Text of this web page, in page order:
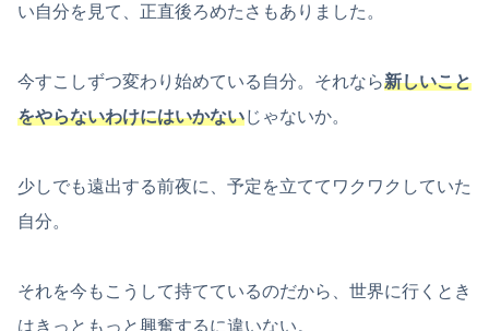
い自分を見て、正直後ろめたさもありました。
今すこしずつ変わり始めている自分。それなら新しいこと
をやらないわけにはいかないじゃないか。
少しでも遠出する前夜に、予定を立ててワクワクしていた
自分。
それを今もこうして持てているのだから、世界に行くとき
はきっともっと興奮するに違いない。